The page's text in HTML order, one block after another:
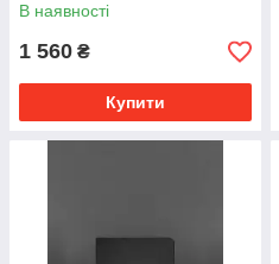
В наявності
1 560 ₴
Купити